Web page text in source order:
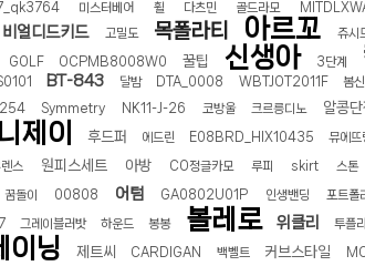
미스터베어 휠 다츠민 골드라모
비얼디드키드 고밀도 목폴라티 아르꼬 쥬시
GOLF OCPMB8008W0 꿀팁 신생아 3단계
BT-843 달밤 DTA_0008 WBTJOT2011F 봄
Symmetry NK11-J-26 코방울 크르릉디노 알콩
제이 후드퍼 에드린 E08BRD_HIX10435 뮤에뜨
스 원피스세트 아방 CO정글카모 루피 skirt 스톤
꿈돌이 00808 어텀 GA0802U01P 인생밴딩 포트폴
그레이블러밧 하운드 봉봉 볼레로 위클리 투플
이닝 제트씨 CARDIGAN 백벨트 커브스타일